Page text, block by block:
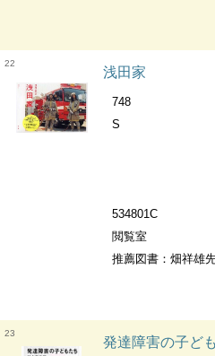
22
浅田家
748
S
534801C
閲覧室
推薦図書：畑祥雄
23
発達障害の子ど